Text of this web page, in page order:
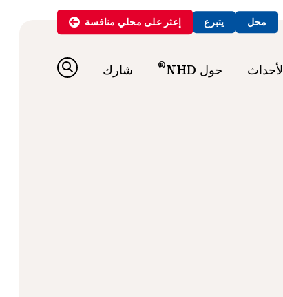
محل يتبرع إعثر على محلي منافسة
حول NHD ® شارك